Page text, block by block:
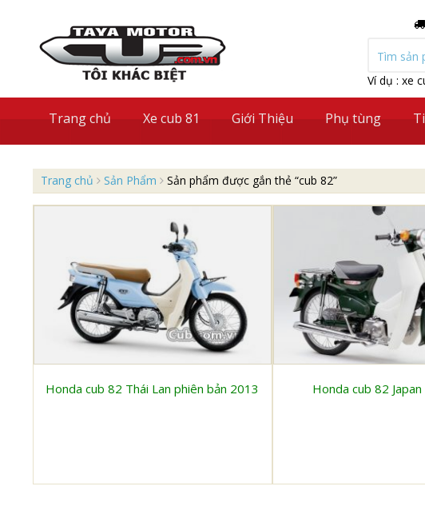
Ví dụ : xe
Trang chủ Xe cub 81 Giới Thiệu Phụ tùng
Trang chủ Sản Phẩm Sản phẩm được gắn thẻ “cub 82”
Honda cub 82 Thái Lan phiên bản 2013 Honda cub 82